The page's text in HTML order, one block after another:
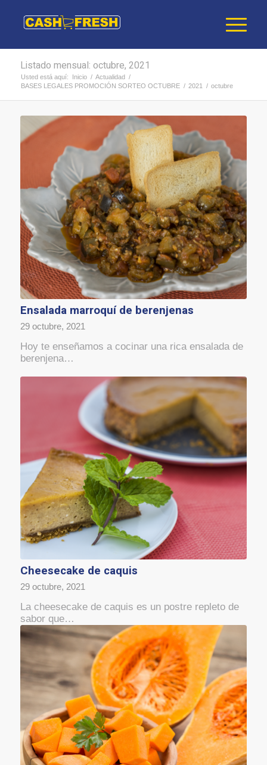
Listado mensual: octubre, 2021
Usted está aquí: Inicio / Actualidad /
BASES LEGALES PROMOCIÓN SORTEO OCTUBRE / 2021 / octubre
Ensalada marroquí de berenjenas
29 octubre, 2021
Hoy te enseñamos a cocinar una rica ensalada de
berenjena…
Cheesecake de caquis
29 octubre, 2021
La cheesecake de caquis es un postre repleto de
sabor que…